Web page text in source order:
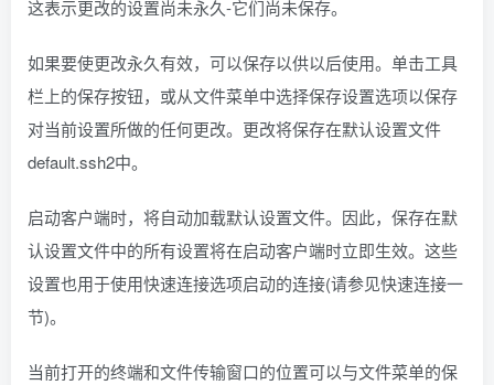
这表示更改的设置尚未永久-它们尚未保存。
如果要使更改永久有效，可以保存以供以后使用。单击工具
栏上的保存按钮，或从文件菜单中选择保存设置选项以保存
对当前设置所做的任何更改。更改将保存在默认设置文件
default.ssh2中。
启动客户端时，将自动加载默认设置文件。因此，保存在默
认设置文件中的所有设置将在启动客户端时立即生效。这些
设置也用于使用快速连接选项启动的连接(请参见快速连接一
节)。
当前打开的终端和文件传输窗口的位置可以与文件菜单的保